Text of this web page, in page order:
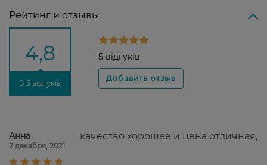
Рейтинг и отзывы
4,8
З 5 відгуків
5 відгуків
Анна
2 декабря, 2021
качество хорошее и цена отличная,